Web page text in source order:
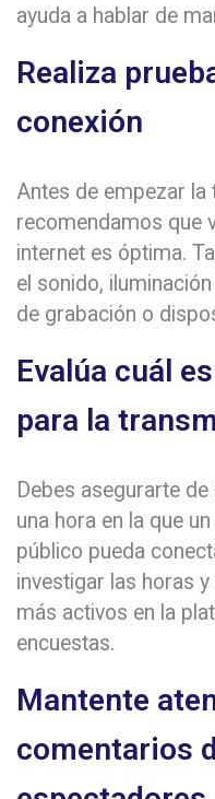
ayuda a hablar de
Realiza
conexión
Antes de empezar
recomendamos que
internet es óptima.
el sonido,
de grabación o
Evalúa cuál
para la
Debes asegurarte
una hora en la que
público pueda
investigar las horas
más activos en la
encuestas.
Mantente
comentarios